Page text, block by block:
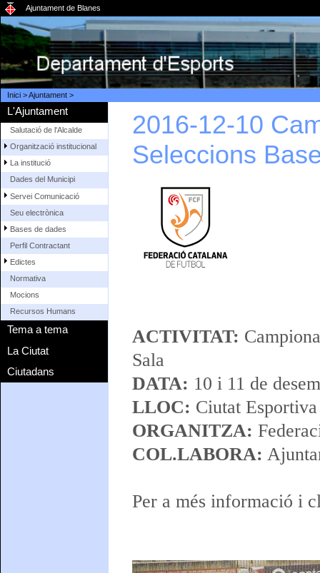
Ajuntament de Blanes
Inici>Ajuntament>
L'Ajuntament
Salutació de l'Alcalde
Organització institucional
La institució
Dades del Municipi
Servei Comunicació
Seu electrònica
Bases de dades
Perfil Contractant
Edictes
Normativa
Mocions
Recursos Humans
Tema a tema
La Ciutat
Ciutadans
2016-12-10
Seleccions
ACTIVITAT:
Sala
DATA: 10 i 11 de
LLOC: Ciutat
ORGANITZA:
COL.LABORA:
Per a més informació i